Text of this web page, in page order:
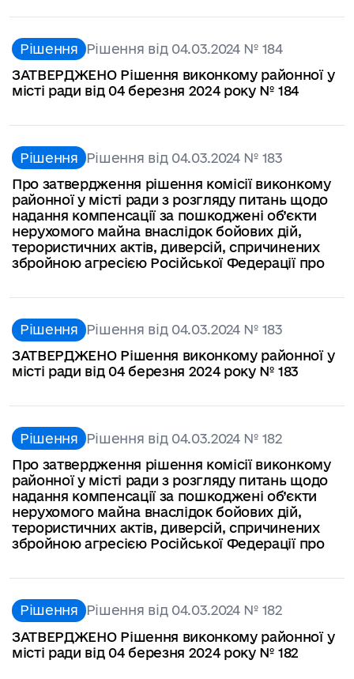
Рішення Рішення від 04.03.2024 № 184
ЗАТВЕРДЖЕНО Рішення виконкому районної у
місті ради від 04 березня 2024 року № 184
Рішення Рішення від 04.03.2024 № 183
Про затвердження рішення комісії виконкому
районної у місті ради з розгляду питань щодо
надання компенсації за пошкоджені об’єкти
нерухомого майна внаслідок бойових дій,
терористичних актів, диверсій, спричинених
збройною агресією Російської Федерації про
Рішення Рішення від 04.03.2024 № 183
ЗАТВЕРДЖЕНО Рішення виконкому районної у
місті ради від 04 березня 2024 року № 183
Рішення Рішення від 04.03.2024 № 182
Про затвердження рішення комісії виконкому
районної у місті ради з розгляду питань щодо
надання компенсації за пошкоджені об’єкти
нерухомого майна внаслідок бойових дій,
терористичних актів, диверсій, спричинених
збройною агресією Російської Федерації про
Рішення Рішення від 04.03.2024 № 182
ЗАТВЕРДЖЕНО Рішення виконкому районної у
місті ради від 04 березня 2024 року № 182